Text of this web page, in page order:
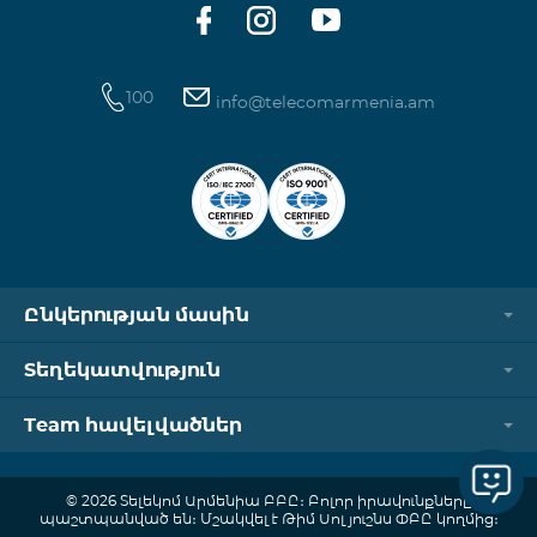
100 info@telecomarmenia.am
Ընկերության մասին
Տեղեկատվություն
Team հավելվածներ
© 2026 Տելեկոմ Արմենիա ԲԲԸ։ Բոլոր իրավունքները
պաշտպանված են։ Մշակվել է Թիմ Սոլյուշնս ՓԲԸ կողմից։